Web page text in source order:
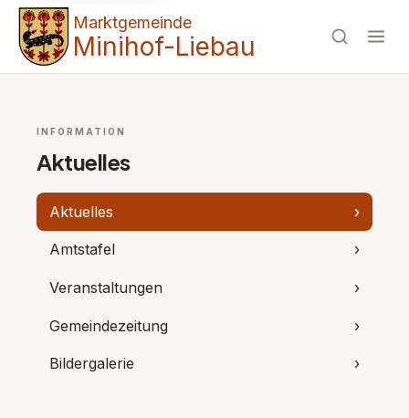
Marktgemeinde
Minihof-Liebau
INFORMATION
Aktuelles
Aktuelles ›
Amtstafel ›
Veranstaltungen ›
Gemeindezeitung ›
Bildergalerie ›